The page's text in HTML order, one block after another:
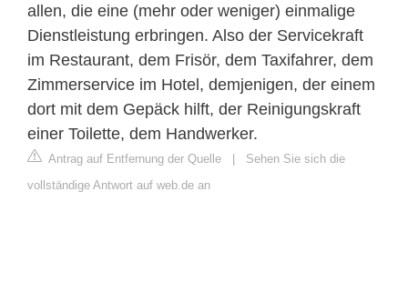
allen, die eine (mehr oder weniger) einmalige
Dienstleistung erbringen. Also der Servicekraft
im Restaurant, dem Frisör, dem Taxifahrer, dem
Zimmerservice im Hotel, demjenigen, der einem
dort mit dem Gepäck hilft, der Reinigungskraft
einer Toilette, dem Handwerker.
Antrag auf Entfernung der Quelle | Sehen Sie sich die
vollständige Antwort auf web.de an